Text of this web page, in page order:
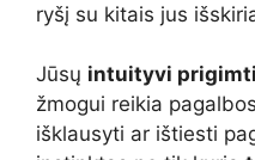
ryšį su kitais jus
Jūsų intuityvi
žmogui reikia
išklausyti ar ištiesti